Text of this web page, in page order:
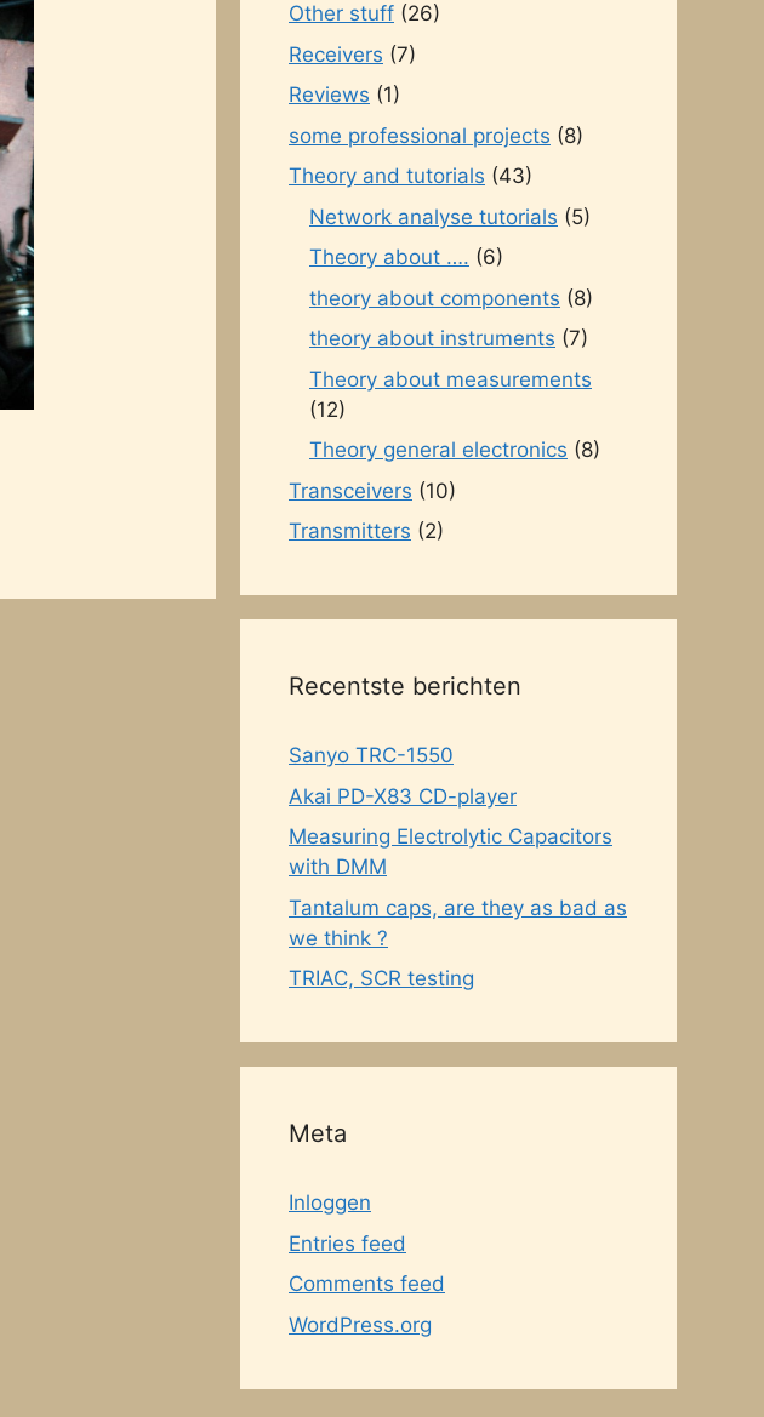
Other stuff (26)
Receivers (7)
Reviews (1)
some professional projects (8)
Theory and tutorials (43)
Network analyse tutorials (5)
Theory about …. (6)
theory about components (8)
theory about instruments (7)
Theory about measurements
(12)
Theory general electronics (8)
Transceivers (10)
Transmitters (2)
Recentste berichten
Sanyo TRC-1550
Akai PD-X83 CD-player
Measuring Electrolytic Capacitors
with DMM
Tantalum caps, are they as bad as
we think ?
TRIAC, SCR testing
Meta
Inloggen
Entries feed
Comments feed
WordPress.org